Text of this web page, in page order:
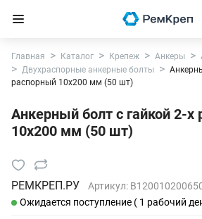
Главная Каталог Крепеж Анкеры
Двухраспорные анкерные болты
распорный 10х200 мм (50 шт)
Анкерный болт с гайкой 2-х
10х200 мм (50 шт)
РЕМКРЕП.РУ Артикул:
Ожидается поступление ( 1 рабочий